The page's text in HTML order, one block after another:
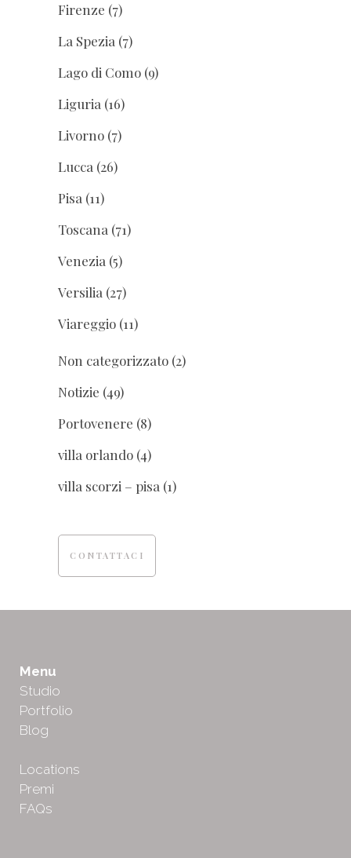
Firenze (7)
La Spezia (7)
Lago di Como (9)
Liguria (16)
Livorno (7)
Lucca (26)
Pisa (11)
Toscana (71)
Venezia (5)
Versilia (27)
Viareggio (11)
Non categorizzato (2)
Notizie (49)
Portovenere (8)
villa orlando (4)
villa scorzi – pisa (1)
CONTATTACI
Menu
Studio
Portfolio
Blog
Locations
Premi
FAQs